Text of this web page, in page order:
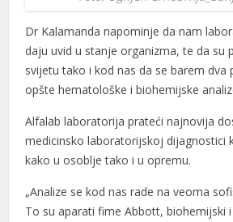
Dr Kalamanda napominje da nam
daju uvid u stanje organizma, te da su
svijetu tako i kod nas da se barem dva
opšte hematološke i biohemijske
Alfalab laboratorija prateći najnovija
medicinsko laboratorijskoj dijagnostici
kako u osoblje tako i u opremu.
„Analize se kod nas rade na veoma
To su aparati fime Abbott, biohemijski